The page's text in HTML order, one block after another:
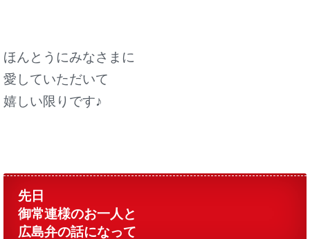
ほんとうにみなさまに
愛していただいて
嬉しい限りです♪
先日
御常連様のお一人と
広島弁の話になって